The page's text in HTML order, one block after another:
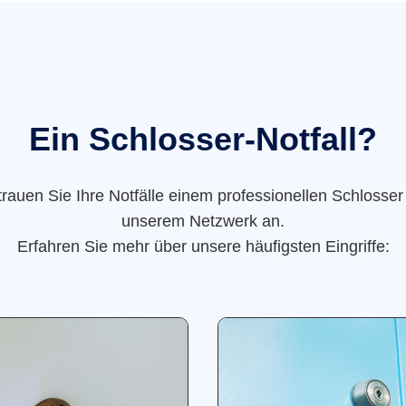
Ein Schlosser-Notfall?
Sie Ihre Notfälle einem professionellen
unserem Netzwerk an.
Erfahren Sie mehr über unsere häufigsten Eingriffe: